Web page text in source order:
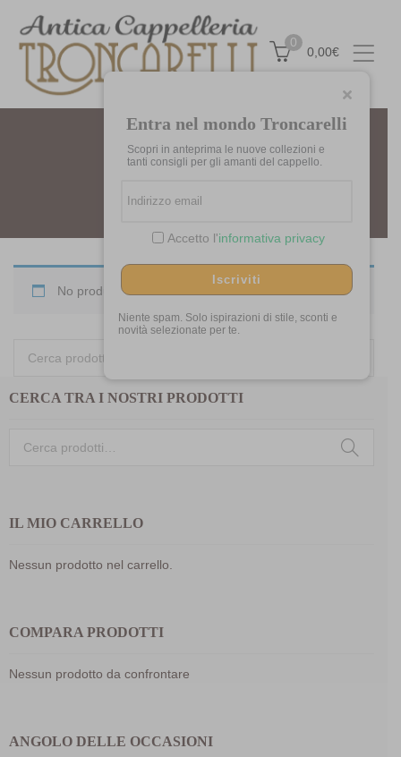
Entra nel mondo Troncarelli
Scopri in anteprima le nuove collezioni e
tanti consigli per gli amanti del cappello.
Accetto l'informativa privacy
Iscriviti
Niente spam. Solo ispirazioni di stile, sconti e
novità selezionate per te.
0
0,00€
MAD4HATS
No products were found matching your selection.
CERCA TRA I NOSTRI PRODOTTI
IL MIO CARRELLO
Nessun prodotto nel carrello.
COMPARA PRODOTTI
Nessun prodotto da confrontare
ANGOLO DELLE OCCASIONI